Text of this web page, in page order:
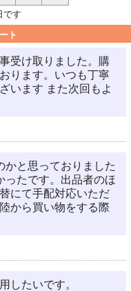
です
ト
受け取りました。購
ります。いつも丁寧
います また次回もよ
かと思っておりました
ったです。出品者のほ
にて手配対応いただ
から買い物をする際
したいです。